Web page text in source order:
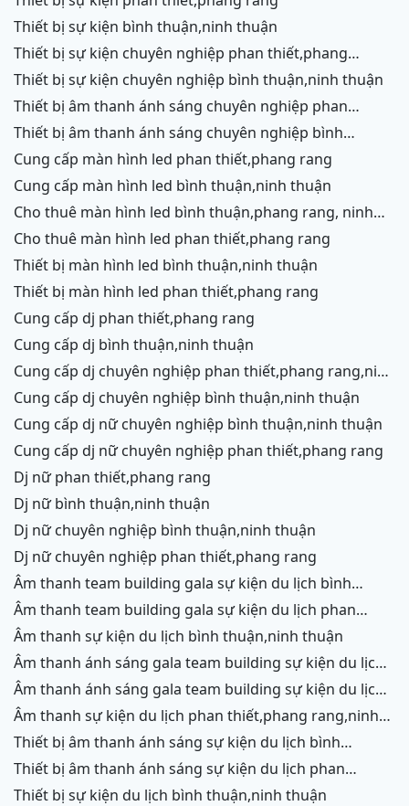
thiết bị sự kiện bình thuận,ninh thuận
thiết bị sự kiện chuyên nghiệp phan thiết,phang
rang,ninh chữ,vĩnh hy,cam ranh
thiết bị sự kiện chuyên nghiệp bình thuận,ninh thuận
thiết bị âm thanh ánh sáng chuyên nghiệp phan
thiết,phang rang,ninh chữ,vĩnh hy,cam ranh,ninh
thiết bị âm thanh ánh sáng chuyên nghiệp bình
thuận,ninh thuận
cung cấp màn hình led phan thiết,phang rang
cung cấp màn hình led bình thuận,ninh thuận
cho thuê màn hình led bình thuận,phang rang, ninh
thuận
cho thuê màn hình led phan thiết,phang rang
thiết bị màn hình led bình thuận,ninh thuận
thiết bị màn hình led phan thiết,phang rang
cung cấp dj phan thiết,phang rang
cung cấp dj bình thuận,ninh thuận
cung cấp dj chuyên nghiệp phan thiết,phang rang,ninh
chữ,vĩnh hy
cung cấp dj chuyên nghiệp bình thuận,ninh thuận
cung cấp dj nữ chuyên nghiệp bình thuận,ninh thuận
cung cấp dj nữ chuyên nghiệp phan thiết,phang rang
dj nữ phan thiết,phang rang
dj nữ bình thuận,ninh thuận
dj nữ chuyên nghiệp bình thuận,ninh thuận
dj nữ chuyên nghiệp phan thiết,phang rang
âm thanh team building gala sự kiện du lịch bình
thuận,ninh thuận
âm thanh team building gala sự kiện du lịch phan
thiết,phang rang,ninh chữ, vĩnh hy
âm thanh sự kiện du lịch bình thuận,ninh thuận
âm thanh ánh sáng gala team building sự kiện du lịch
bình thuận,ninh thuận
âm thanh ánh sáng gala team building sự kiện du lịch
phan thiết,phang rang,ninh chữ,vĩnh hy
âm thanh sự kiện du lịch phan thiết,phang rang,ninh
chữ,vĩnh hy,ninh thuận,cam ranh
thiết bị âm thanh ánh sáng sự kiện du lịch bình
thuận,ninh thuận
thiết bị âm thanh ánh sáng sự kiện du lịch phan
thiết,phang rang,ninh chữ,vĩnh hy,cam ranh
thiết bị sự kiện du lịch bình thuận,ninh thuận